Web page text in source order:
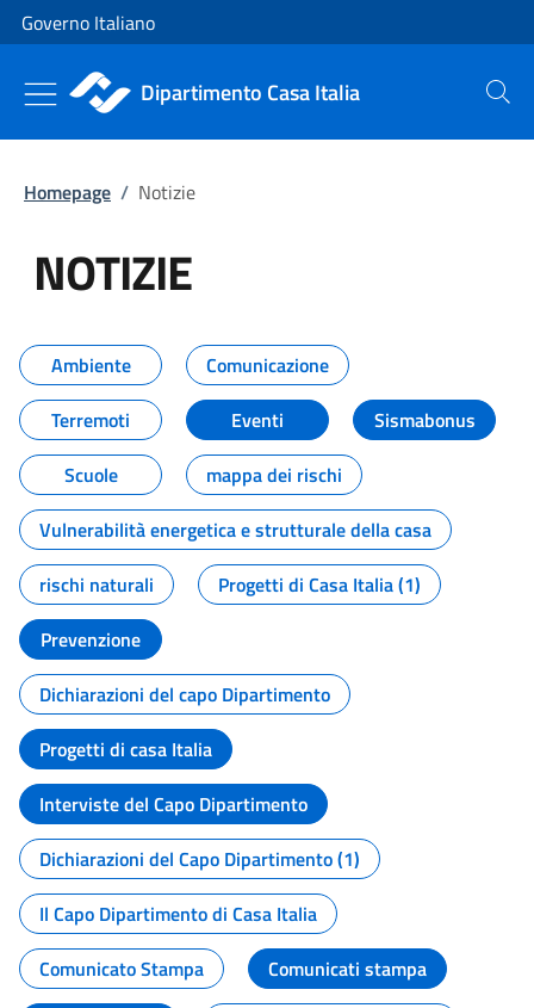
Vai al contenuto
Vai alla navigazione del sito
Governo Italiano
Dipartimento Casa Italia Cerca
Homepage / Notizie
NOTIZIE
Tutti i contenuti della pagina
Ambiente
Comunicazione
Terremoti
Eventi
Sismabonus
Scuole
mappa dei rischi
Vulnerabilità energetica e strutturale della casa
rischi naturali
Progetti di Casa Italia (1)
Prevenzione
Dichiarazioni del capo Dipartimento
Progetti di casa Italia
Interviste del Capo Dipartimento
Dichiarazioni del Capo Dipartimento (1)
Il Capo Dipartimento di Casa Italia
Comunicato Stampa
Comunicati stampa